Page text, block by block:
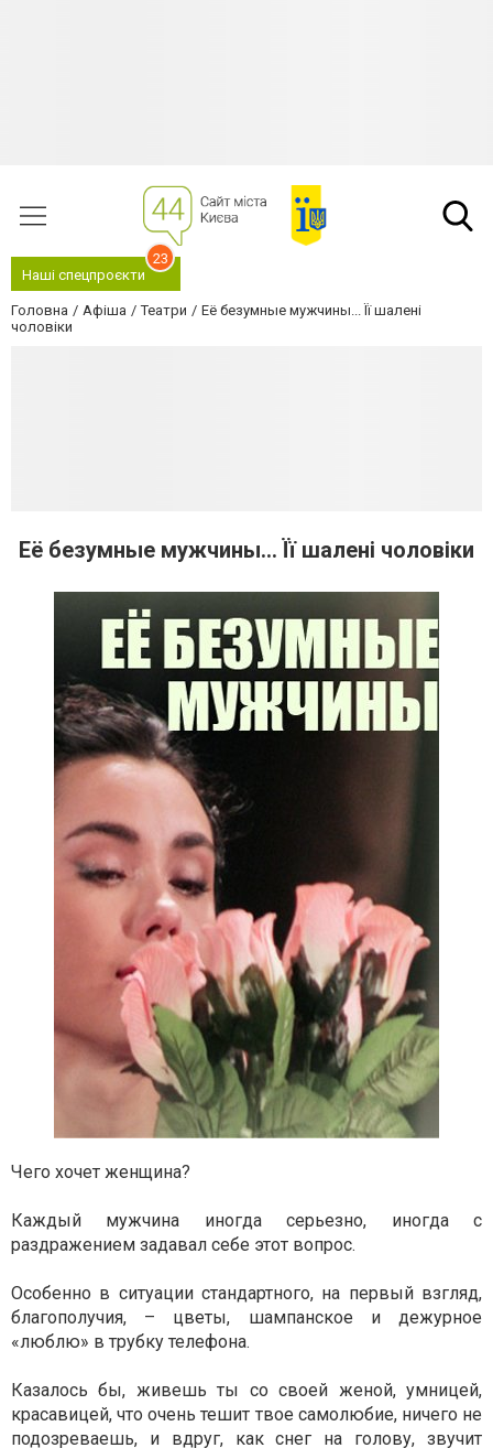
Наші спецпроєкти
23
Головна Афіша Театри
Её безумные мужчины... Її шалені
чоловіки
Её безумные мужчины... Її шалені чоловіки
Чего хочет женщина?
Каждый мужчина иногда серьезно, иногда с
раздражением задавал себе этот вопрос.
Особенно в ситуации стандартного, на первый взгляд,
благополучия, – цветы, шампанское и дежурное
«люблю» в трубку телефона.
Казалось бы, живешь ты со своей женой, умницей,
красавицей, что очень тешит твое самолюбие, ничего не
подозреваешь, и вдруг, как снег на голову, звучит